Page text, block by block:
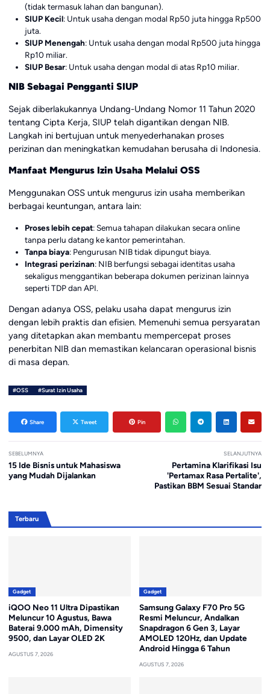
(tidak termasuk lahan dan bangunan).
SIUP Kecil: Untuk usaha dengan modal Rp50 juta hingga Rp500
juta.
SIUP Menengah: Untuk usaha dengan modal Rp500 juta hingga
Rp10 miliar.
SIUP Besar: Untuk usaha dengan modal di atas Rp10 miliar.
NIB Sebagai Pengganti SIUP
Sejak diberlakukannya Undang-Undang Nomor 11 Tahun 2020
tentang Cipta Kerja, SIUP telah digantikan dengan NIB.
Langkah ini bertujuan untuk menyederhanakan proses
perizinan dan meningkatkan kemudahan berusaha di Indonesia.
Manfaat Mengurus Izin Usaha Melalui OSS
Menggunakan OSS untuk mengurus izin usaha memberikan
berbagai keuntungan, antara lain:
Proses lebih cepat: Semua tahapan dilakukan secara online
tanpa perlu datang ke kantor pemerintahan.
Tanpa biaya: Pengurusan NIB tidak dipungut biaya.
Integrasi perizinan: NIB berfungsi sebagai identitas usaha
sekaligus menggantikan beberapa dokumen perizinan lainnya
seperti TDP dan API.
Dengan adanya OSS, pelaku usaha dapat mengurus izin
dengan lebih praktis dan efisien. Memenuhi semua persyaratan
yang ditetapkan akan membantu mempercepat proses
penerbitan NIB dan memastikan kelancaran operasional bisnis
di masa depan.
#OSS #Surat Izin Usaha
Share Tweet Pin
SEBELUMNYA
15 Ide Bisnis untuk Mahasiswa
yang Mudah Dijalankan
SELANJUTNYA
Pertamina Klarifikasi Isu
'Pertamax Rasa Pertalite',
Pastikan BBM Sesuai Standar
Terbaru
Gadget
iQOO Neo 11 Ultra Dipastikan
Meluncur 10 Agustus, Bawa
Baterai 9.000 mAh, Dimensity
9500, dan Layar OLED 2K
AGUSTUS 7, 2026
Gadget
Samsung Galaxy F70 Pro 5G
Resmi Meluncur, Andalkan
Snapdragon 6 Gen 3, Layar
AMOLED 120Hz, dan Update
Android Hingga 6 Tahun
AGUSTUS 7, 2026